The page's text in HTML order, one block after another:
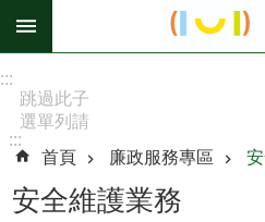
跳到主要內容區塊
階
搜
尋
:::
跳過此子
選單列請
[Enter]，
繼續則按
[Tab]
:::
首頁
廉政服務專區
安全維護業務